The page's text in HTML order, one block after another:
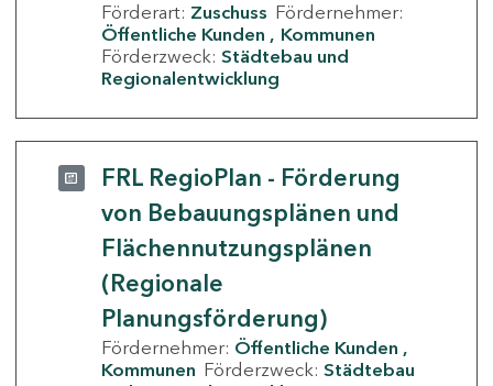
Förderart: Zuschuss Fördernehmer:
Öffentliche Kunden
Kommunen
Förderzweck: Städtebau und
Regionalentwicklung
FRL RegioPlan - Förderung
von Bebauungsplänen und
Flächennutzungsplänen
(Regionale
Planungsförderung)
Fördernehmer: Öffentliche Kunden
Kommunen Förderzweck: Städtebau